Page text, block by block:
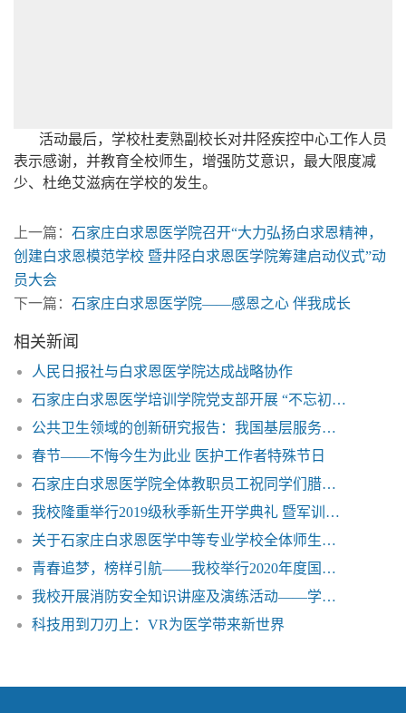
活动最后，学校杜麦熟副校长对井陉疾控中心工作人员
表示感谢，并教育全校师生，增强防艾意识，最大限度减
上一篇：石家庄白求恩医学院召开“大力弘扬白求恩精神，
创建白求恩模范学校 暨井陉白求恩医学院筹建启动仪式”动
员大会
下一篇：石家庄白求恩医学院——感恩之心 伴我成长
相关新闻
人民日报社与白求恩医学院达成战略协作
石家庄白求恩医学培训学院党支部开展 “不忘初心 牢记使命”主题教育活动
公共卫生领域的创新研究报告：我国基层服务能力有待提高
春节——不悔今生为此业 医护工作者特殊节日
石家庄白求恩医学院全体教职员工祝同学们腊八节快乐！
我校隆重举行2019级秋季新生开学典礼 暨军训汇报表演
关于石家庄白求恩医学中等专业学校全体师生做好新型肺炎疫情防控工作的重要通知
青春追梦，榜样引航——我校举行2020年度国家奖学金颁奖典礼